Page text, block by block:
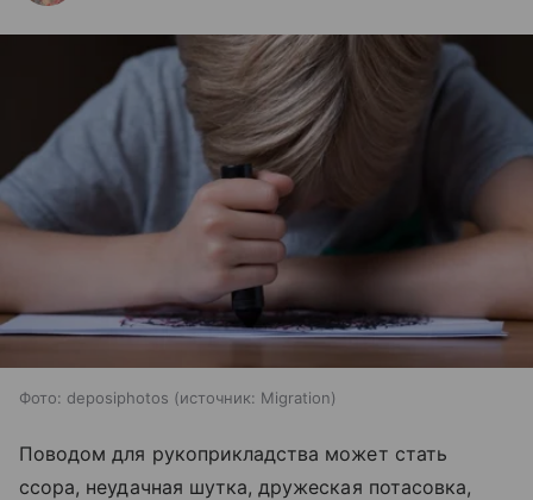
Фото: deposiphotos источник: Migration
Поводом для рукоприкладства может стать
ссора, неудачная шутка, дружеская потасовка,